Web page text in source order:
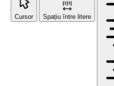
Cursor Spațiu între litere